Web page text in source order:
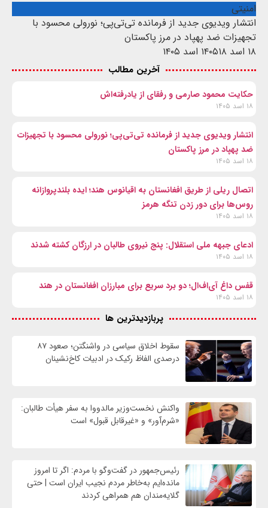
امنیتی
انتشار ویدیوی جدید از فرمانده تی‌تی‌پی؛ نورولی محسود با
تجهیزات ضد پهپاد در مرز پاکستان
۱۸ اسد ۱۴۰۵
۱۸ اسد ۱۴۰۵
آخرین مطالب
حکایت محمود صارمی و رفقای از یادرفته‌اش
۱۸ اسد ۱۴۰۵
انتشار ویدیوی جدید از فرمانده تی‌تی‌پی؛ نورولی محسود با تجهیزات
ضد پهپاد در مرز پاکستان
۱۸ اسد ۱۴۰۵
اتصال ریلی از طریق افغانستان به اقیانوس هند؛ ایده بلندپروازانه
روس‌ها برای دور زدن تنگه هرمز
۱۸ اسد ۱۴۰۵
ادعای جبهه ملی استقلال: پنج نیروی طالبان در ارزگان کشته شدند
۱۸ اسد ۱۴۰۵
قفس داغ آی‌اف‌ال؛ دو برد سریع برای مبارزان افغانستان در هند
۱۸ اسد ۱۴۰۵
پربازدیدترین ها
سقوط اخلاق سیاسی در واشنگتن؛ صعود ۸۷
درصدی الفاظ رکیک در ادبیات کاخ‌نشینان
واکنش نخست‌وزیر مالدووا به سفر هیأت طالبان:
«شرم‌آور» و «غیرقابل قبول» است
رئیس‌جمهور در گفت‌وگو با مردم: اگر تا امروز
مانده‌ایم به‌خاطر مردم نجیب ایران است | حتی
گلایه‌مندان هم همراهی کردند